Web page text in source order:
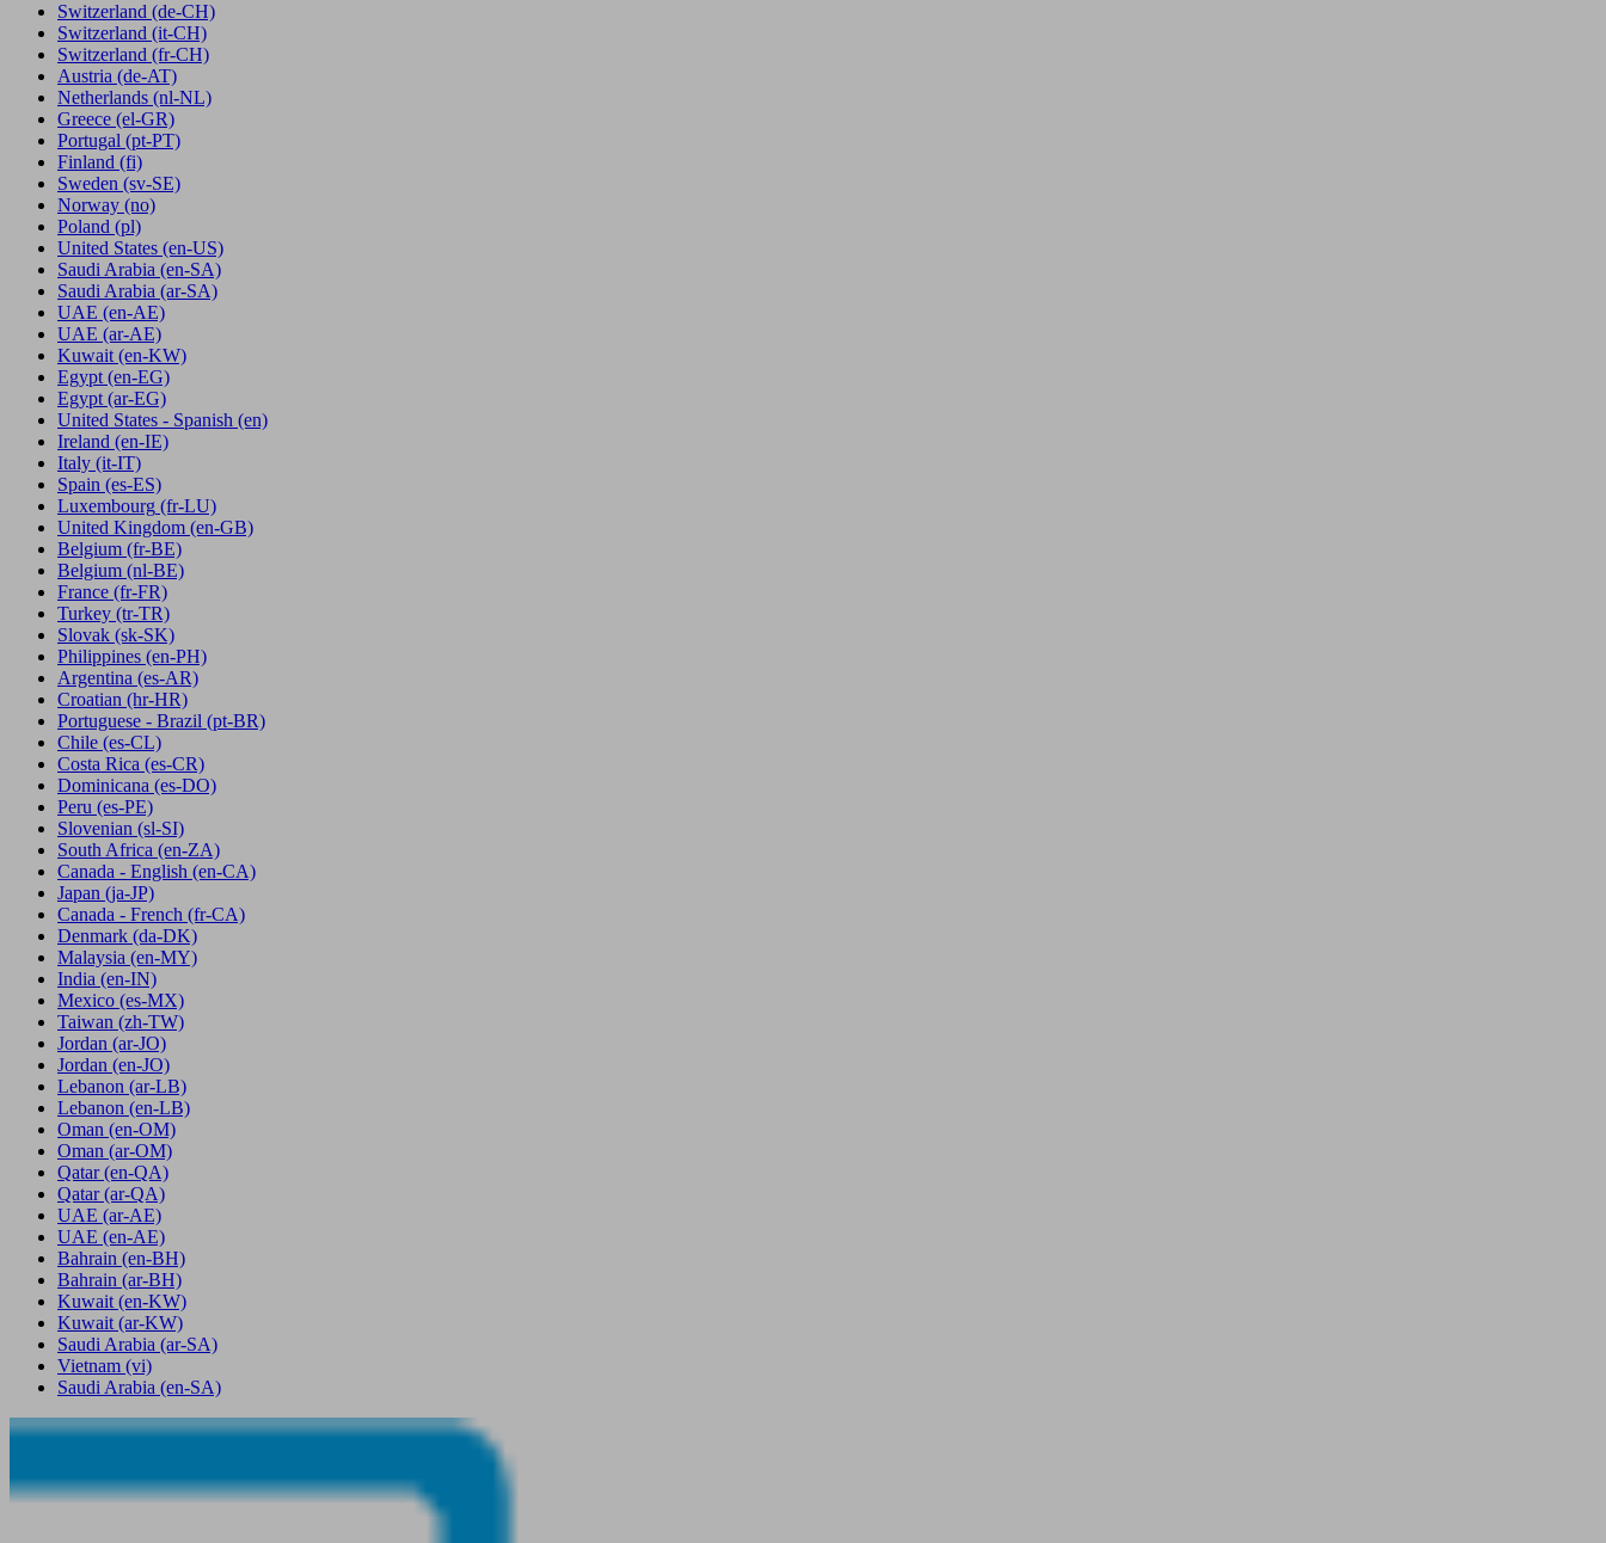
Switzerland (de-CH)
Switzerland (it-CH)
Switzerland (fr-CH)
Austria (de-AT)
Netherlands (nl-NL)
Greece (el-GR)
Portugal (pt-PT)
Finland (fi)
Sweden (sv-SE)
Norway (no)
Poland (pl)
United States (en-US)
Saudi Arabia (en-SA)
Saudi Arabia (ar-SA)
UAE (en-AE)
UAE (ar-AE)
Kuwait (en-KW)
Egypt (en-EG)
Egypt(ar-EG)
United States - Spanish (en)
Ireland (en-IE)
Italy (it-IT)
Spain (es-ES)
Luxembourg (fr-LU)
United Kingdom (en-GB)
Belgium (fr-BE)
Belgium (nl-BE)
France (fr-FR)
Turkey (tr-TR)
Slovak (sk-SK)
Philippines (en-PH)
Argentina (es-AR)
Croatian (hr-HR)
Portuguese - Brazil (pt-BR)
Chile (es-CL)
Costa Rica (es-CR)
Dominicana (es-DO)
Peru (es-PE)
Slovenian (sl-SI)
South Africa (en-ZA)
Canada - English (en-CA)
Japan (ja-JP)
Canada - French (fr-CA)
Denmark (da-DK)
Malaysia (en-MY)
India (en-IN)
Mexico (es-MX)
Taiwan (zh-TW)
Jordan (ar-JO)
Jordan (en-JO)
Lebanon (ar-LB)
Lebanon (en-LB)
Oman (en-OM)
Oman (ar-OM)
Qatar (en-QA)
Qatar (ar-QA)
UAE (ar-AE)
UAE (en-AE)
Bahrain (en-BH)
Bahrain (ar-BH)
Kuwait (en-KW)
Kuwait (ar-KW)
Saudi Arabia (ar-SA)
Vietnam (vi)
Saudi Arabia (en-SA)